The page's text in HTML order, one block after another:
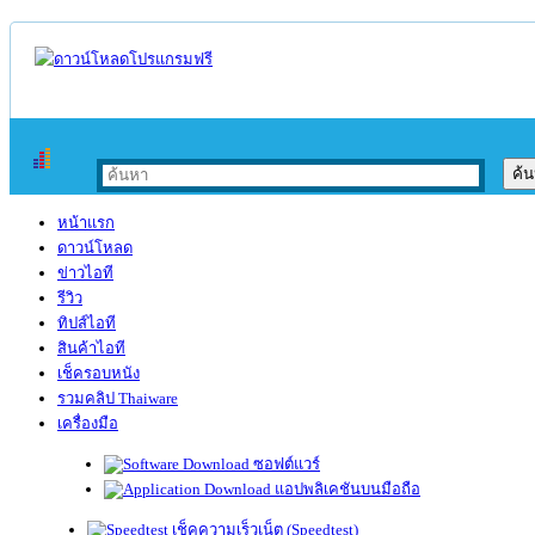
หน้าแรก
ดาวน์โหลด
ข่าวไอที
รีวิว
ทิปส์ไอที
สินค้าไอที
เช็ครอบหนัง
รวมคลิป Thaiware
เครื่องมือ
ซอฟต์แวร์
แอปพลิเคชันบนมือถือ
เช็คความเร็วเน็ต (Speedtest)